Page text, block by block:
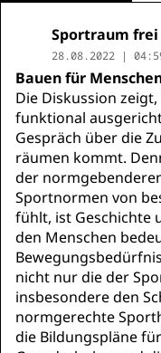
Sportraum
28.08.2022 |
Bauen für
Die Diskussion
funktional
Gespräch über die
räumen kommt.
der
Sportnormen von
fühlt, ist Geschichte
den Menschen
nicht nur die der
insbesondere den
normgerechte
die Bildungspläne